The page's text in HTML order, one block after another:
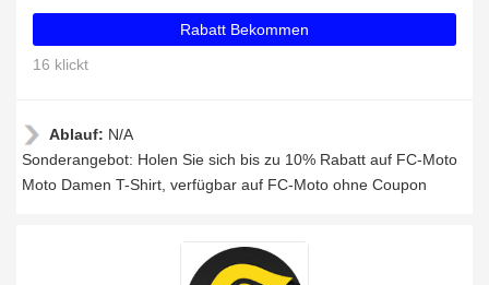
Rabatt Bekommen
16 klickt
Ablauf: N/A
Sonderangebot: Holen Sie sich bis zu 10% Rabatt auf FC-Moto
Moto Damen T-Shirt, verfügbar auf FC-Moto ohne Coupon